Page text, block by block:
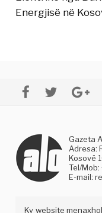
Energjisë në
Gazeta
Adresa:
Kosovë
Tel/
E-mail:
Ky website